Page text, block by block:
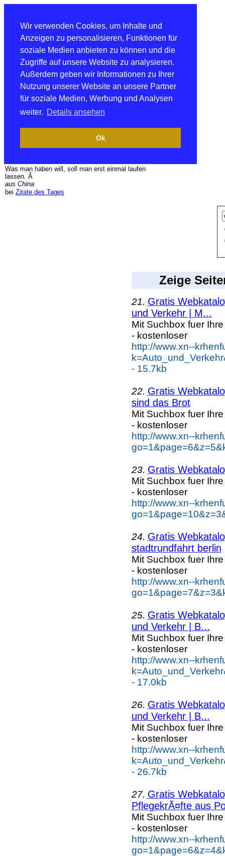
Wir verwenden Cookies, um Inhalte und
Anzeigen zu personalisieren, Funktionen für
soziale Medien anbieten zu können und die
Zugriffe auf unsere Website zu analysieren.
Außerdem geben wir Informationen zu Ihrer
Nutzung unserer Website an unsere Partner
für soziale Medien, Werbung und Analysen
weiter. Details ansehen
Ok
Was man haben will, soll man erst einmal laufen
lassen. Â
aus China
bei Zitate des Tages
Zeige
21. Gratis
und Verkehr | M...
Mit Suchbox fuer
- kostenloser
http://www.xn--
- 15.7kb
22. Gratis
sind das Brot
Mit Suchbox fuer
- kostenloser
http://www.xn--
23. Gratis
Mit Suchbox fuer
- kostenloser
http://www.xn--
24. Gratis
stadtrundfahrt berlin
Mit Suchbox fuer
- kostenloser
http://www.xn--
25. Gratis
und Verkehr | B...
Mit Suchbox fuer
- kostenloser
http://www.xn--
- 17.0kb
26. Gratis
und Verkehr | B...
Mit Suchbox fuer
- kostenloser
http://www.xn--
- 26.7kb
27. Gratis
PflegekrÃ¤fte aus
Mit Suchbox fuer
- kostenloser
http://www.xn--